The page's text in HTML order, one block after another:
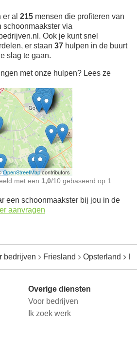
al 215 mensen die profiteren van
schoonmaakster via
Ook je kunt snel
er staan 37 hulpen in de buurt
slag te gaan.
met onze hulpen? Lees ze
ervaringen
bij
buurt
OpenStreetMapcontributors
met een 1,0/10 gebaseerd op 1
een schoonmaakster bij jou in de
aanvragen
bedrijven Friesland Opsterland
Overige diensten
Voor bedrijven
Ik zoek werk